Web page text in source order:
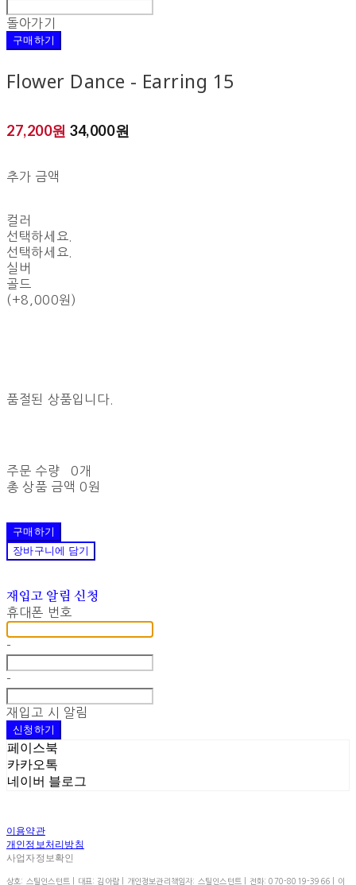
돌아가기
구매하기
Flower Dance - Earring 15
27,200원 34,000원
추가 금액
컬러
선택하세요.
선택하세요.
실버
골드
(+8,000원)
품절된 상품입니다.
주문 수량
0개
총 상품 금액 0원
구매하기
장바구니에 담기
재입고 알림 신청
휴대폰 번호
-
-
재입고 시 알림
신청하기
페이스북
카카오톡
네이버 블로그
이용약관
개인정보처리방침
사업자정보확인
상호: 스틸인스턴트 | 대표: 김아람 | 개인정보관리책임자: 스틸인스턴트 | 전화: 070-8019-3966 | 이